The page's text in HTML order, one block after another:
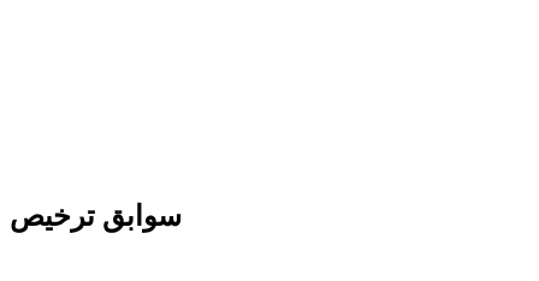
سوابق ترخیص